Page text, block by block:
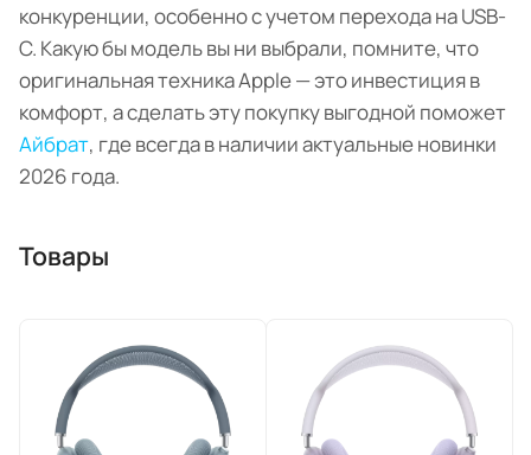
конкуренции, особенно с учетом перехода на USB-
C. Какую бы модель вы ни выбрали, помните, что
оригинальная техника Apple — это инвестиция в
комфорт, а сделать эту покупку выгодной поможет
Айбрат, где всегда в наличии актуальные новинки
2026 года.
Товары